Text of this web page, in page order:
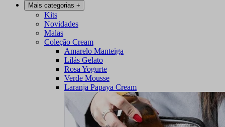
Mais categorias +
Kits
Novidades
Malas
Coleção Cream
Amarelo Manteiga
Lilás Gelato
Rosa Yogurte
Verde Mousse
Laranja Papaya Cream